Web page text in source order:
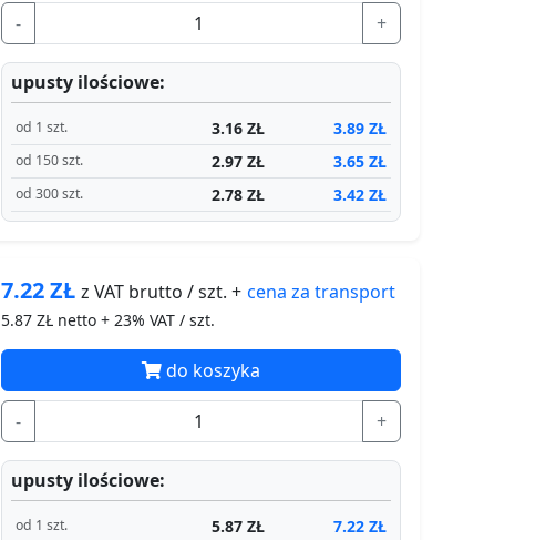
- +
upusty ilościowe:
od 1 szt. 3.16 ZŁ 3.89 ZŁ
od 150 szt. 2.97 ZŁ 3.65 ZŁ
od 300 szt. 2.78 ZŁ 3.42 ZŁ
7.22ZŁz VAT brutto / szt. + cena za transport
5.87 ZŁ netto + 23% VAT / szt.
- +
do koszyka
upusty ilościowe:
od 1 szt. 5.87 ZŁ 7.22 ZŁ